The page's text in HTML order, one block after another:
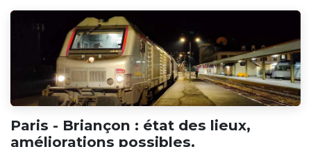
Paris - Briançon : état des lieux,
améliorations possibles.